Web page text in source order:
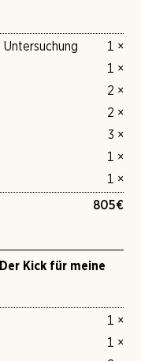
1 ×
1 ×
2 ×
2 ×
3 ×
1 ×
1 ×
805€
Kick für meine
1 ×
1 ×